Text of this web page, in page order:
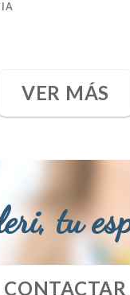
VER MÁS
tu
CONTACTAR